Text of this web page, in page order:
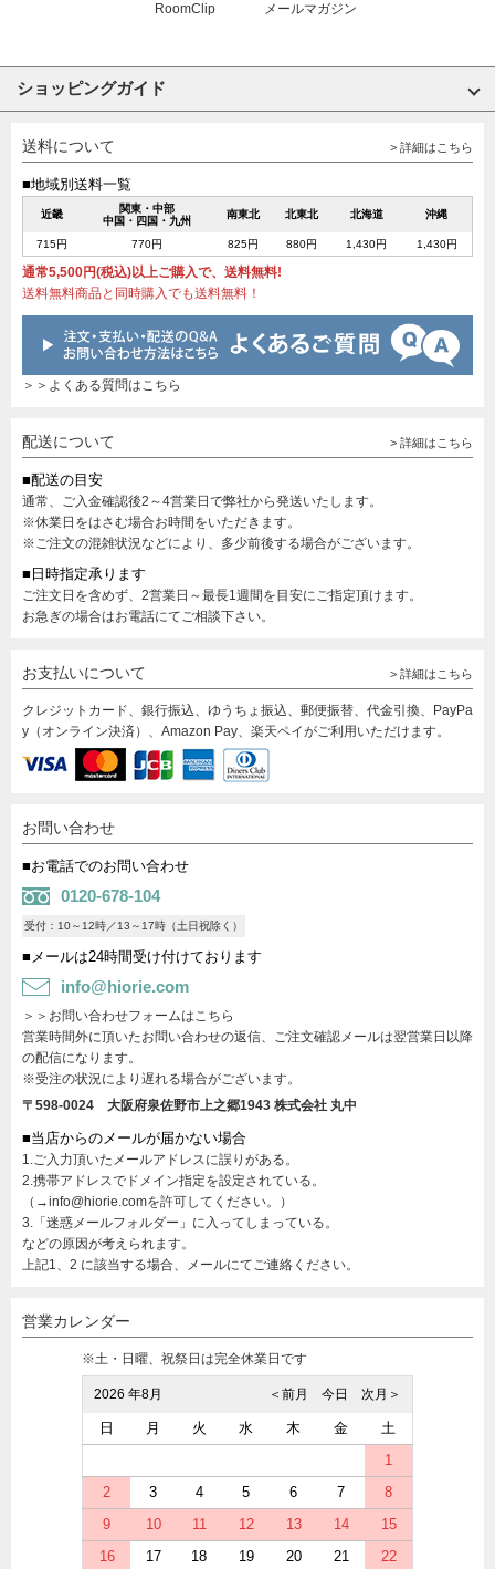
RoomClip メールマガジン
ショッピングガイド
送料について > 詳細はこちら
■地域別送料一覧
近畿
関東・中部
中国・四国・九州
南東北 北東北 北海道 沖縄
715円 770円 825円 880円 1,430円 1,430円
通常5,500円(税込)以上ご購入で、送料無料!
送料無料商品と同時購入でも送料無料！
＞＞よくある質問はこちら
配送について > 詳細はこちら
■配送の目安
通常、ご入金確認後2～4営業日で弊社から発送いたします。
※休業日をはさむ場合お時間をいただきます。
※ご注文の混雑状況などにより、多少前後する場合がございます。
■日時指定承ります
ご注文日を含めず、2営業日～最長1週間を目安にご指定頂けます。
お急ぎの場合はお電話にてご相談下さい。
お支払いについて > 詳細はこちら
クレジットカード、銀行振込、ゆうちょ振込、郵便振替、代金引換、PayPa
y（オンライン決済）、Amazon Pay、楽天ペイがご利用いただけます。
お問い合わせ
■お電話でのお問い合わせ
0120-678-104
受付：10～12時／13～17時（土日祝除く）
■メールは24時間受け付けております
info@hiorie.com
＞＞お問い合わせフォームはこちら
営業時間外に頂いたお問い合わせの返信、ご注文確認メールは翌営業日以降
の配信になります。
※受注の状況により遅れる場合がございます。
〒598-0024 大阪府泉佐野市上之郷1943 株式会社 丸中
■当店からのメールが届かない場合
1.ご入力頂いたメールアドレスに誤りがある。
2.携帯アドレスでドメイン指定を設定されている。
（→info@hiorie.comを許可してください。）
3.「迷惑メールフォルダー」に入ってしまっている。
などの原因が考えられます。
上記1、2 に該当する場合、メールにてご連絡ください。
営業カレンダー
※土・日曜、祝祭日は完全休業日です
2026 年8月 次月＞
今日
＜前月
日 月 火 水 木 金
土
1
2
3 4 5 6 7
8
9
10 11 12 13 14
15
16
17 18 19 20 21 22